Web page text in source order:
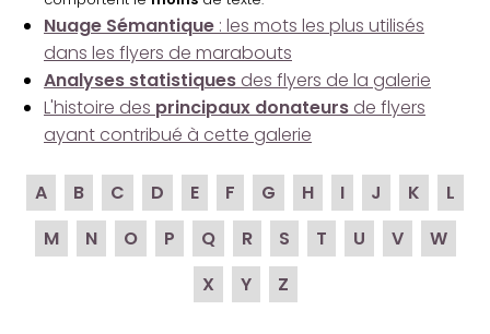
Nuage Sémantique : les mots les plus utilisés
dans les flyers de marabouts
Analyses statistiques des flyers de la galerie
L'histoire des principaux donateurs de flyers
ayant contribué à cette galerie
A B C D E F G H I J K
L
M
N O P Q R S T U V
W
X
Y Z